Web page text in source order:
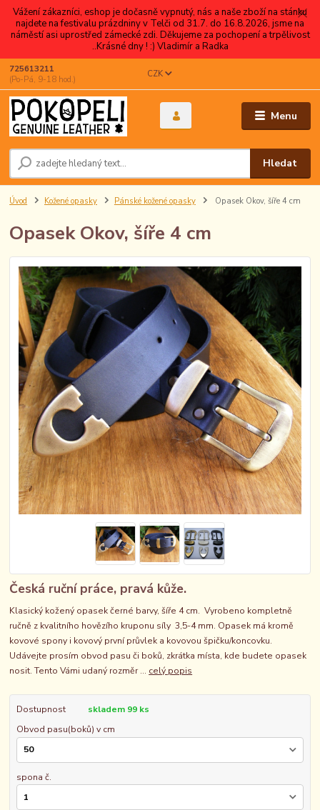
Vážení zákazníci, eshop je dočasně vypnutý, nás a naše zboží na stánku
najdete na festivalu prázdniny v Telči od 31.7. do 16.8.2026, jsme na
náměstí asi uprostřed zámecké zdi. Děkujeme za pochopení a trpělivost
..Krásné dny ! :) Vladimír a Radka
Menu
CZK
Hledat
725613211
(Po-Pá, 9-18 hod.)
Úvod Kožené opasky Pánské kožené opasky Opasek Okov, šíře 4 cm
Opasek Okov, šíře 4 cm
Česká ruční práce, pravá kůže.
Klasický kožený opasek černé barvy, šíře 4 cm. Vyrobeno kompletně
ručně z kvalitního hovězího kruponu síly 3,5-4 mm. Opasek má kromě
kovové spony i kovový první průvlek a kovovou špičku/koncovku.
Udávejte prosím obvod pasu či boků, zkrátka místa, kde budete opasek
nosit. Tento Vámi udaný rozměr ... celý popis
Dostupnost
skladem 99 ks
Obvod pasu(boků) v cm
spona č.